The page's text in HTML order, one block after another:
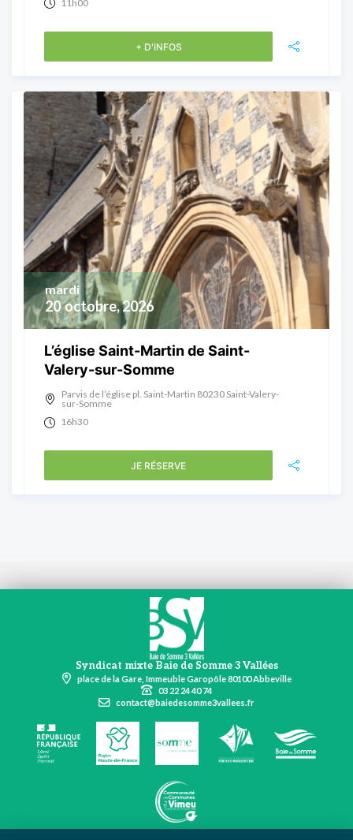
11h00
+ D'INFOS
20 octobre, 2026
mardi
L’église Saint-Martin de Saint-
Valery-sur-Somme
Parvis de l’église pl. Saint-Martin 80230 Saint-Valery-
sur-Somme
16h30
JE RÉSERVE
Syndicat mixte Baie de Somme 3 Vallées
place de la Gare, Immeuble Garopôle 80100 Abbeville
03 22 24 40 74
contact@baiedesomme3vallees.fr